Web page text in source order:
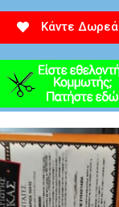
Κάντε Δωρεά